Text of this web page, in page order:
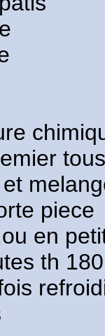
piece
en
th 180